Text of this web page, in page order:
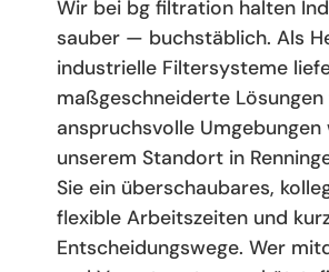
Wir bei bg filtration halten
sauber — buchstäblich. Als
industrielle Filtersysteme
maßgeschneiderte Lösungen
anspruchsvolle
unserem Standort in
Sie ein überschaubares,
flexible Arbeitszeiten und
Entscheidungswege. Wer